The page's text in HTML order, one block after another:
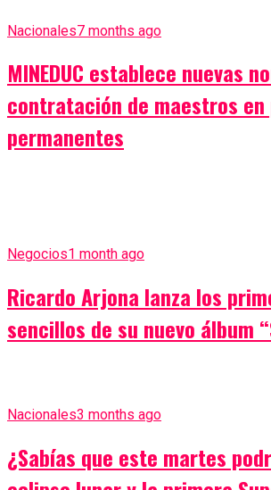
Nacionales7 months ago
MINEDUC establece nuevas
contratación de maestros en
permanentes
Negocios1 month ago
Ricardo Arjona lanza los
sencillos de su nuevo álbum
Nacionales3 months ago
¿Sabías que este martes